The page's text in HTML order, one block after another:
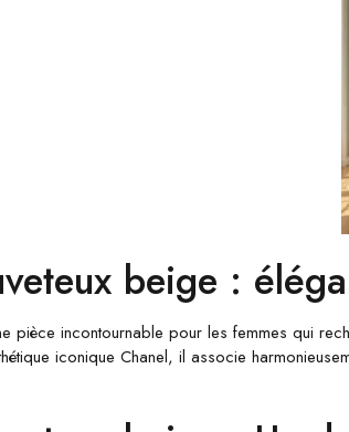
beige :
pièce incontournable pour les femmes qui
iconique Chanel, il associe